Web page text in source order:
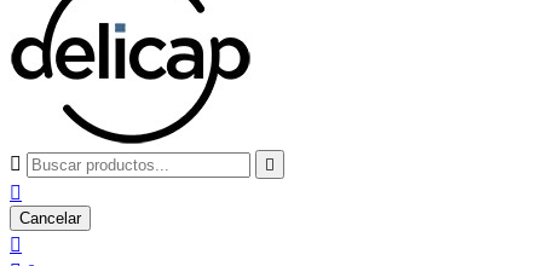
 

Cancelar
